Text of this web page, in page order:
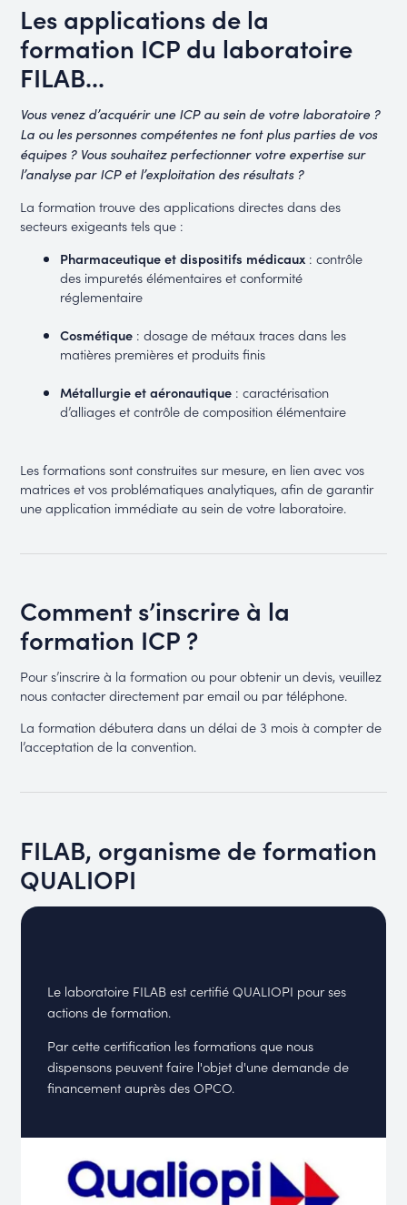
Les applications de la
formation ICP du laboratoire
FILAB...
Vous venez d’acquérir une ICP au sein de votre laboratoire ?
La ou les personnes compétentes ne font plus parties de vos
équipes ? Vous souhaitez perfectionner votre expertise sur
l’analyse par ICP et l’exploitation des résultats ?
La formation trouve des applications directes dans des
secteurs exigeants tels que :
Pharmaceutique et dispositifs médicaux: contrôle
des impuretés élémentaires et conformité
réglementaire
Cosmétique: dosage de métaux traces dans les
matières premières et produits finis
Métallurgie et aéronautique: caractérisation
d’alliages et contrôle de composition élémentaire
Les formations sont construites sur mesure, en lien avec vos
matrices et vos problématiques analytiques, afin de garantir
une application immédiate au sein de votre laboratoire.
Comment s’inscrire à la
formation ICP ?
Pour s’inscrire à la formation ou pour obtenir un devis, veuillez
nous contacter directement par email ou par téléphone.
La formation débutera dans un délai de 3 mois à compter de
l’acceptation de la convention.
FILAB, organisme de formation
QUALIOPI
Le laboratoire FILAB est certifié QUALIOPI pour ses
actions de formation.
Par cette certification les formations que nous
dispensons peuvent faire l'objet d'une demande de
financement auprès des OPCO.